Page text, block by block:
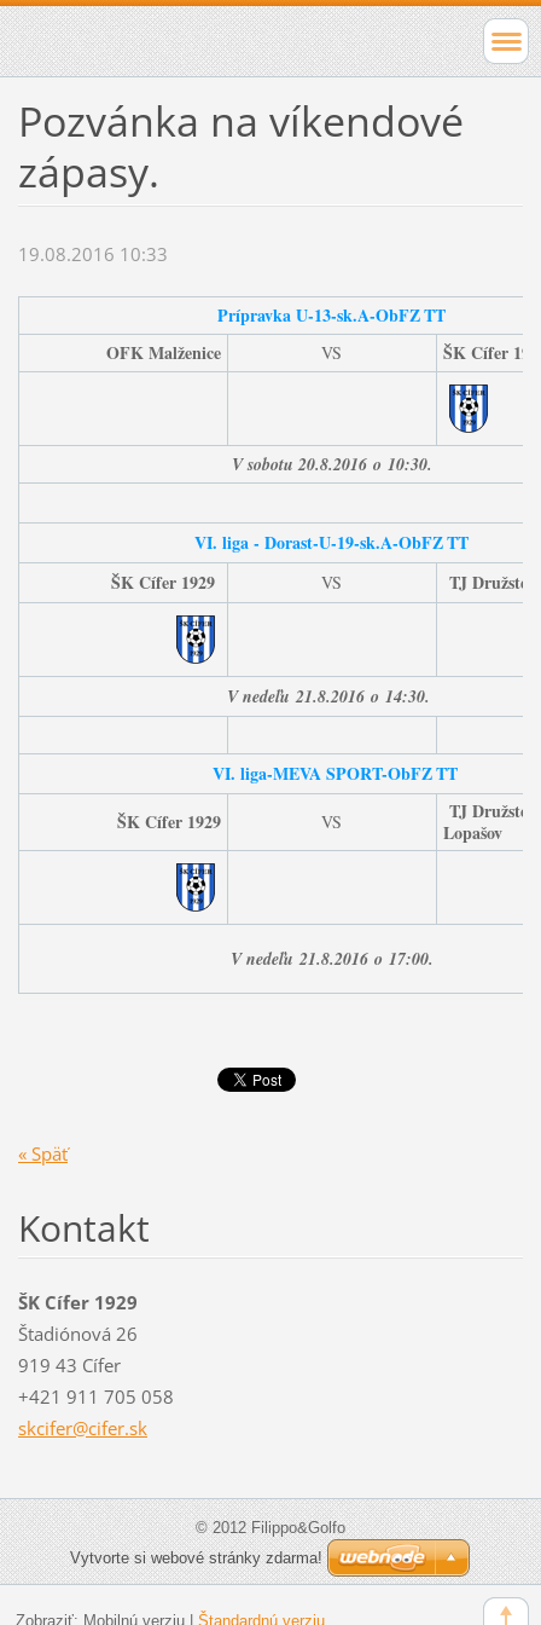
Pozvánka na víkendové
zápasy.
19.08.2016 10:33
Prípravka U-13-sk.A-ObFZTT
OFK Malženice
VS ŠK Cífer
V sobotu 20.8.2016o 10:30.
VI. liga - Dorast-U-19-sk.A-ObFZTT
ŠK Cífer 1929
VS TJ
V nedeľu 21.8.2016 o 14:30.
VI. liga-MEVA SPORT-ObFZTT
ŠK Cífer 1929
VS
TJ
Lopašov
V nedeľu 21.8.2016o 17:00.
« Späť
Kontakt
ŠK Cífer 1929
Štadiónová 26
919 43 Cífer
+421 911 705 058
skcifer@cifer.sk
© 2012 Filippo&Golfo
Vytvorte si webové stránky zdarma!
Zobraziť: Mobilnú verziu| Štandardnú verziu